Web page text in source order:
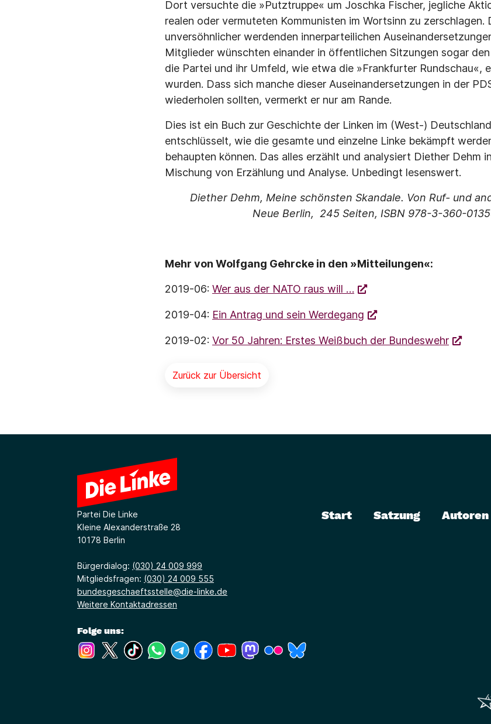
Dort versuchte die »Putztruppe« um Joschka Fischer, jegliche
realen oder vermuteten Kommunisten im Wortsinn zu
unversöhnlicher werdenden innerparteilichen
Mitglieder wünschten einander in öffentlichen Sitzungen sogar
die Partei und ihr Umfeld, wie etwa die »Frankfurter Rundschau«,
wurden. Dass sich manche dieser Auseinandersetzungen in der
wiederholen sollten, vermerkt er nur am Rande.
Dies ist ein Buch zur Geschichte der Linken im (West-)
entschlüsselt, wie die gesamte und einzelne Linke bekämpft
behaupten können. Das alles erzählt und analysiert Diether Dehm
Mischung von Erzählung und Analyse. Unbedingt lesenswert.
Diether Dehm, Meine schönsten Skandale. Von Ruf- und
Neue Berlin, 245 Seiten, ISBN 978-3-360-
Mehr von Wolfgang Gehrcke in den »Mitteilungen«:
2019-06: Wer aus der NATO raus will …
2019-04: Ein Antrag und sein Werdegang
2019-02: Vor 50 Jahren: Erstes Weißbuch der Bundeswehr
Zurück zur Übersicht
Partei Die Linke
Kleine Alexanderstraße 28
10178 Berlin
Bürgerdialog: (030) 24 009 999
Mitgliedsfragen: (030) 24 009 555
bundesgeschaeftsstelle@die-linke.de
Weitere Kontaktadressen
Folge uns:
(Link öffnet ein neues Fenster)
(Link öffnet ein neues Fenster)
(Link öffnet ein neues Fenster)
(Link öffnet ein neues Fenster)
(Link öffnet ein neues Fenster)
(Link öffnet ein neues Fenster)
(Link öffnet ein neues Fenster)
(Link öffnet ein neues Fenster)
(Link öffnet ein neues Fenster)
Start Satzung Autoren